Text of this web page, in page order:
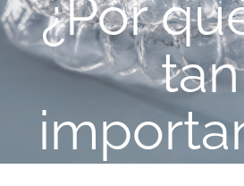
¿Por
tan